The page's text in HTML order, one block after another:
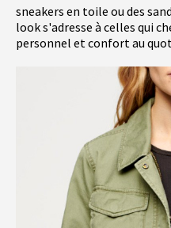
sneakers en toile ou des
look s'adresse à celles qui
personnel et confort au